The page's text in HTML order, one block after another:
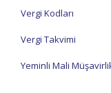
Vergi Kodları
Vergi Takvimi
Yeminli Mali